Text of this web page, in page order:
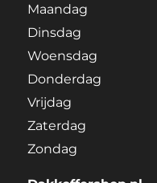
Maandag
Dinsdag
Woensdag
Donderdag
Vrijdag
Zaterdag
Zondag